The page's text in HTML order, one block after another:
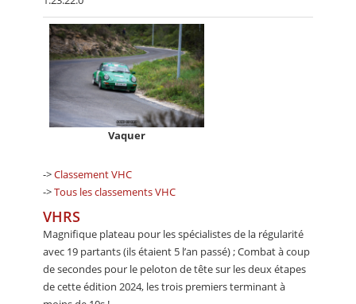
Vaquer
->Classement VHC
->Tous les classements VHC
VHRS
Magnifique plateau pour les spécialistes de la régularité
avec 19 partants (ils étaient 5 l’an passé) ; Combat à coup
de secondes pour le peloton de tête sur les deux étapes
de cette édition 2024, les trois premiers terminant à